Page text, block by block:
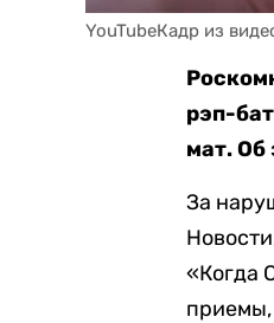
YouTubeКадр из
рэп-
мат. Об
За
«Когда
приемы,